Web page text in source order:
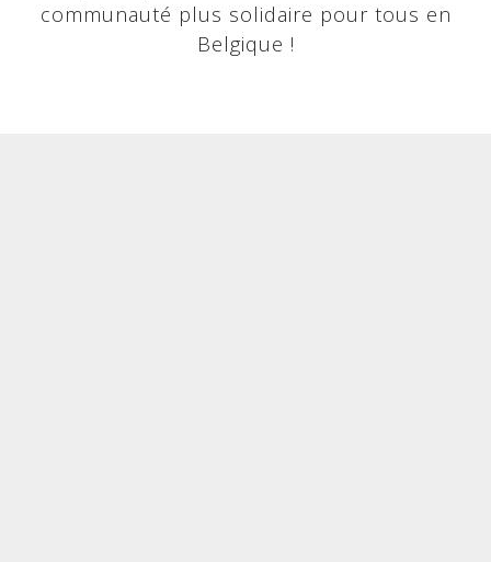
communauté plus solidaire pour tous en
Belgique !